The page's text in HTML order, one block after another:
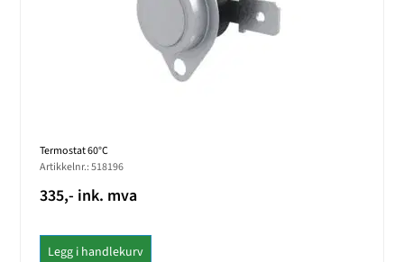
Termostat 60°C
Artikkelnr.: 518196
335,- ink. mva
Legg i handlekurv